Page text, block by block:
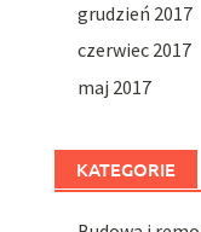
grudzień 2017
czerwiec 2017
maj 2017
KATEGORIE